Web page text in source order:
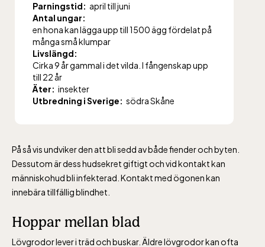
Parningstid: april till juni
Antal ungar:
en hona kan lägga upp till 1500 ägg fördelat på
många små klumpar
Livslängd:
Cirka 9 år gammal i det vilda. I fångenskap upp
till 22 år
Äter: insekter
Utbredning i Sverige: södra Skåne
På så vis undviker den att bli sedd av både fiender och byten.
Dessutom är dess hudsekret giftigt och vid kontakt kan
människohud bli infekterad. Kontakt med ögonen kan
innebära tillfällig blindhet.
Hoppar mellan blad
Lövgrodor lever i träd och buskar. Äldre lövgrodor kan ofta
Lill-Skansen, inkluderad i entrén